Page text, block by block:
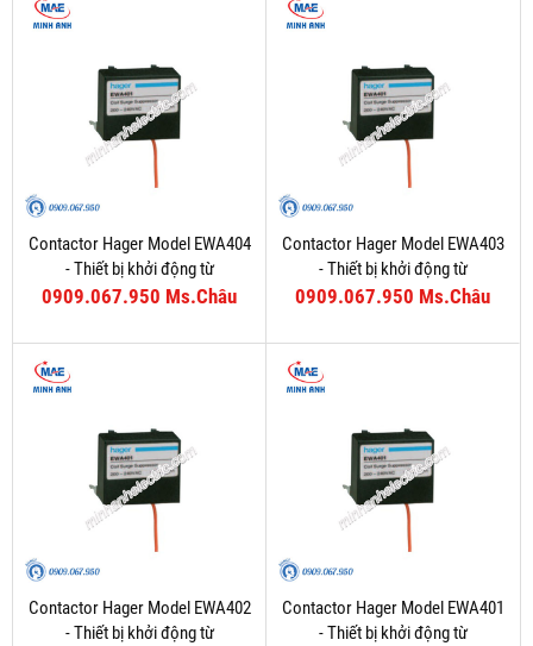
Contactor Hager Model EWA404
- Thiết bị khởi động từ
0909.067.950 Ms.Châu
Contactor Hager Model EWA403
- Thiết bị khởi động từ
0909.067.950 Ms.Châu
Contactor Hager Model EWA402
- Thiết bị khởi động từ
Contactor Hager Model EWA401
- Thiết bị khởi động từ